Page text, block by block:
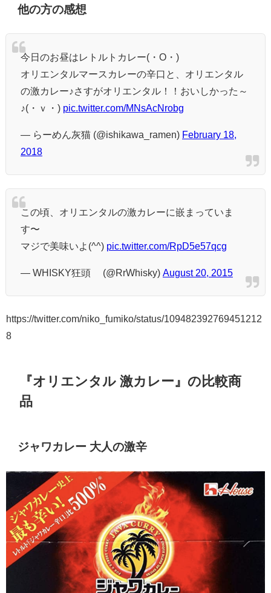
他の方の感想
今日のお昼はレトルトカレー(・O・)
オリエンタルマースカレーの辛口と、オリエンタル
の激カレー♪さすがオリエンタル！！おいしかった～
♪(・ｖ・) pic.twitter.com/MNsAcNrobg
— らーめん灰猫 (@ishikawa_ramen) February 18,
2018
この頃、オリエンタルの激カレーに嵌まっていま
す〜
マジで美味いよ(^^) pic.twitter.com/RpD5e57qcg
— WHISKY狂頭™ (@RrWhisky) August 20, 2015
https://twitter.com/niko_fumiko/status/109482392769451212
8
『オリエンタル 激カレー』の比較商
品
ジャワカレー 大人の激辛